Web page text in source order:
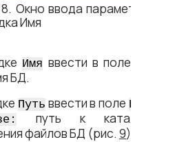
Окно ввода параметров
Имя
Имя ввести в поле
БД.
Путь ввести в поле Путь
путь к каталогу
файлов БД (рис. 9).